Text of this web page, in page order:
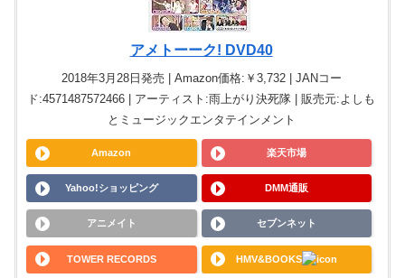
アメトーーク! DVD40
2018年3月28日発売 | Amazon価格:￥3,732 | JANコー
ド:4571487572466 | アーティスト:雨上がり決死隊 | 販売元:よしも
とミュージックエンタテインメント
Amazon 楽天市場
Yahoo!ショッピング DMM通販
アニメイト セブンネット
TOWER RECORDS HMV&BOOKS